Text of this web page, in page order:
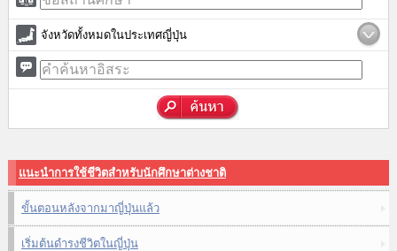
จังหวัดทั้งหมดในประเทศญี่ปุ่น
แนะนำการใช้ชีวิตสำหรับนักศึกษาต่างชาติ
ขั้นตอนหลังจากมาญี่ปุ่นแล้ว
เริ่มต้นดำรงชีวิตในญี่ปุ่น